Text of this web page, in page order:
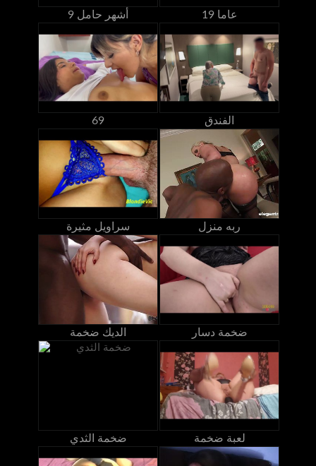
9 أشهر حامل 19 عاما
69 الفندق
سراويل مثيرة ربه منزل
الديك ضخمة ضخمة دسار
ضخمة الثدي لعبة ضخمة